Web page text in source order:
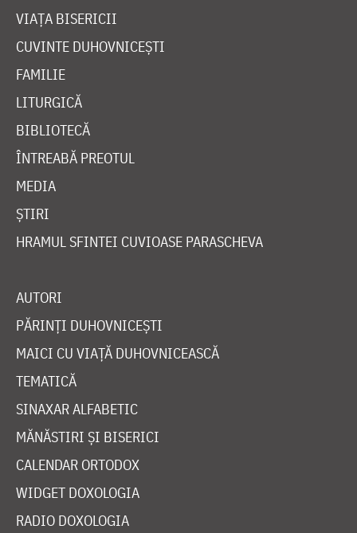
VIAȚA BISERICII
CUVINTE DUHOVNICEȘTI
FAMILIE
LITURGICĂ
BIBLIOTECĂ
ÎNTREABĂ PREOTUL
MEDIA
ȘTIRI
HRAMUL SFINTEI CUVIOASE PARASCHEVA
AUTORI
PĂRINȚI DUHOVNICEȘTI
MAICI CU VIAȚĂ DUHOVNICEASCĂ
TEMATICĂ
SINAXAR ALFABETIC
MĂNĂSTIRI ȘI BISERICI
CALENDAR ORTODOX
WIDGET DOXOLOGIA
RADIO DOXOLOGIA